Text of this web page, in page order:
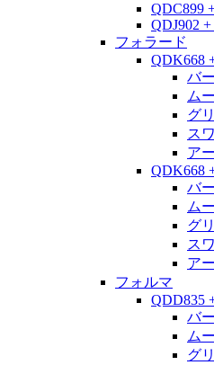
QDC899
QDJ902
フォラード
QDK668
バー
ム
グ
ス
ア
QDK668
バー
ム
グ
ス
ア
フォルマ
QDD835
バー
ム
グ